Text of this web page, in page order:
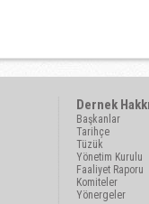
Dernek
Başkanlar
Tarihçe
Tüzük
Yönetim Kurulu
Faaliyet Raporu
Komiteler
Yönergeler